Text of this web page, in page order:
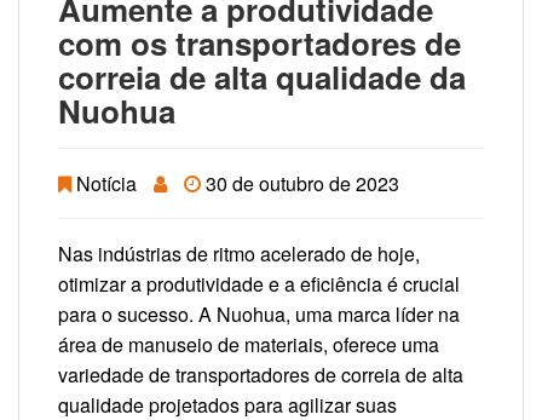
Aumente a produtividade
com os transportadores de
correia de alta qualidade da
Nuohua
Notícia 30 de outubro de 2023
Nas indústrias de ritmo acelerado de hoje,
otimizar a produtividade e a eficiência é crucial
para o sucesso. A Nuohua, uma marca líder na
área de manuseio de materiais, oferece uma
variedade de transportadores de correia de alta
qualidade projetados para agilizar suas